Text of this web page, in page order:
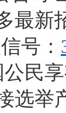
最
号：
民
选举